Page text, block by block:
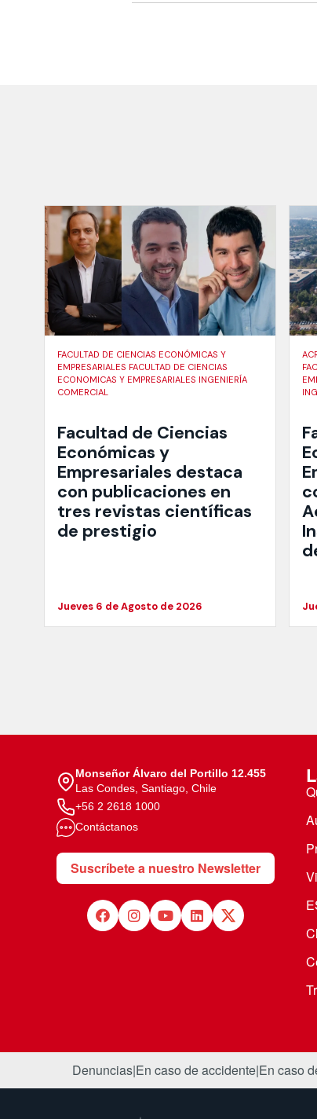
FACULTAD DE CIENCIAS ECONÓMICAS Y
EMPRESARIALES FACULTAD DE CIENCIAS
ECONOMICAS Y EMPRESARIALES INGENIERÍA
COMERCIAL
Facultad de Ciencias
Económicas y
Empresariales destaca
con publicaciones en
tres revistas científicas
de prestigio
Jueves 6 de Agosto de 2026
Monseñor Álvaro del Portillo 12.455
Las Condes, Santiago, Chile
+56 2 2618 1000
Contáctanos
Suscríbete a nuestro Newsletter
Denuncias|En caso de accidente|En caso